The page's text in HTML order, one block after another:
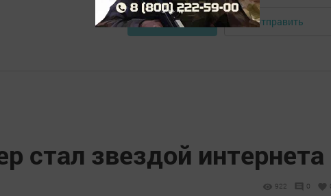
Авторизоваться Отправить
стал звездой интернета
922 0